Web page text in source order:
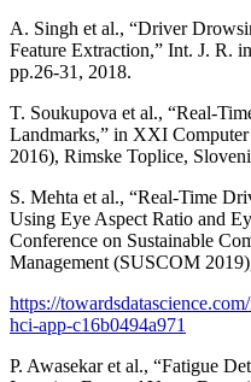
A. Singh et al., “Driver
Feature Extraction,” Int. J. R.
pp.26-31, 2018.
T. Soukupova et al., “Real-
Landmarks,” in XXI
2016), Rimske Toplice,
S. Mehta et al., “Real-Time
Using Eye Aspect Ratio and
Conference on Sustainable
Management (SUSCOM
https://
hci-app-c16b0494a971
P. Awasekar et al., “Fatigue